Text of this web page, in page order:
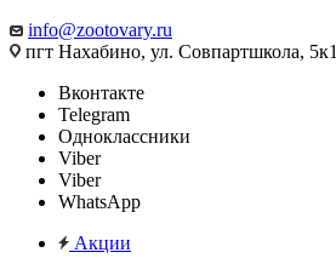
info@zootovary.ru
пгт Нахабино, ул. Совпартшкола, 5к1
Вконтакте
Telegram
Одноклассники
Viber
Viber
WhatsApp
Акции